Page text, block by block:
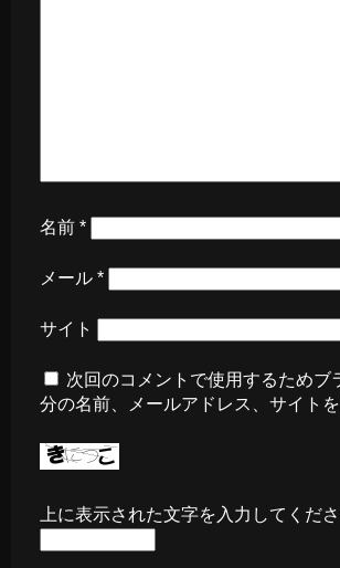
名前 *
メール *
サイト
次回のコメントで使用するためブ
分の名前、メールアドレス、サイトを
上に表示された文字を入力してくださ